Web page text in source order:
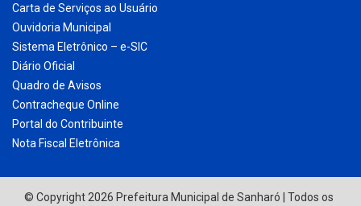
Carta de Serviços ao Usuário
Ouvidoria Municipal
Sistema Eletrônico – e-SIC
Diário Oficial
Quadro de Avisos
Contracheque Online
Portal do Contribuinte
Nota Fiscal Eletrônica
© Copyright 2026 Prefeitura Municipal de Sanharó | Todos os